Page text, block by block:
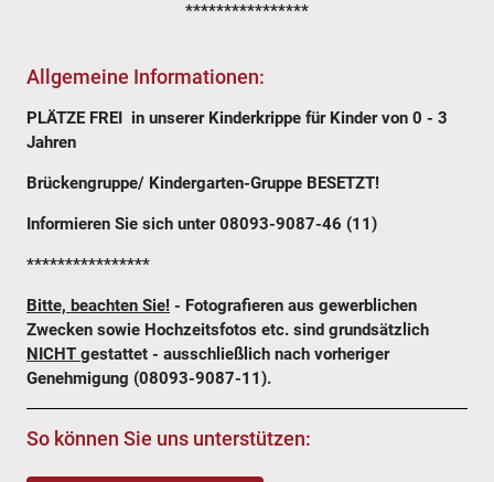
****************
Allgemeine Informationen:
PLÄTZE FREI in unserer Kinderkrippe für Kinder von 0 - 3
Jahren
Brückengruppe/ Kindergarten-Gruppe BESETZT!
Informieren Sie sich unter 08093-9087-46 (11)
****************
Bitte, beachten Sie! - Fotografieren aus gewerblichen
Zwecken sowie Hochzeitsfotos etc. sind grundsätzlich
NICHT gestattet - ausschließlich nach vorheriger
Genehmigung (08093-9087-11).
So können Sie uns unterstützen: